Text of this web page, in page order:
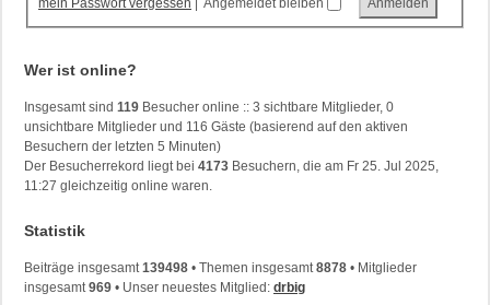
mein Passwort vergessen
Angemeldet bleiben
Wer ist online?
Insgesamt sind 119 Besucher online :: 3 sichtbare Mitglieder, 0
unsichtbare Mitglieder und 116 Gäste (basierend auf den aktiven
Besuchern der letzten 5 Minuten)
Der Besucherrekord liegt bei 4173 Besuchern, die am Fr 25. Jul 2025,
11:27 gleichzeitig online waren.
Statistik
Beiträge insgesamt139498 • Themen insgesamt8878 • Mitglieder
insgesamt969 • Unser neuestes Mitglied: drbig